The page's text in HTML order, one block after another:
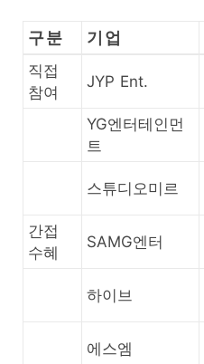
구분 기업
직접
참여
JYP Ent.
YG엔터테인먼
트
스튜디오미르
간접
수혜
SAMG엔터
하이브
에스엠